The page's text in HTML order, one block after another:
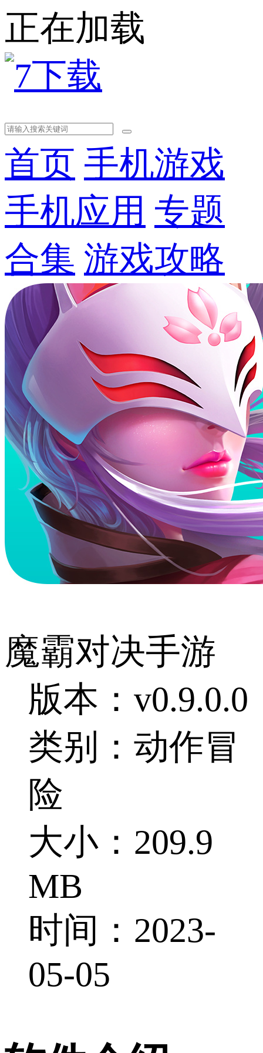
正在加载
首页 手机游戏
手机应用 专题
合集 游戏攻略
魔霸对决手游
版本：v0.9.0.0
类别：动作冒
险
大小：209.9
MB
时间：2023-
05-05